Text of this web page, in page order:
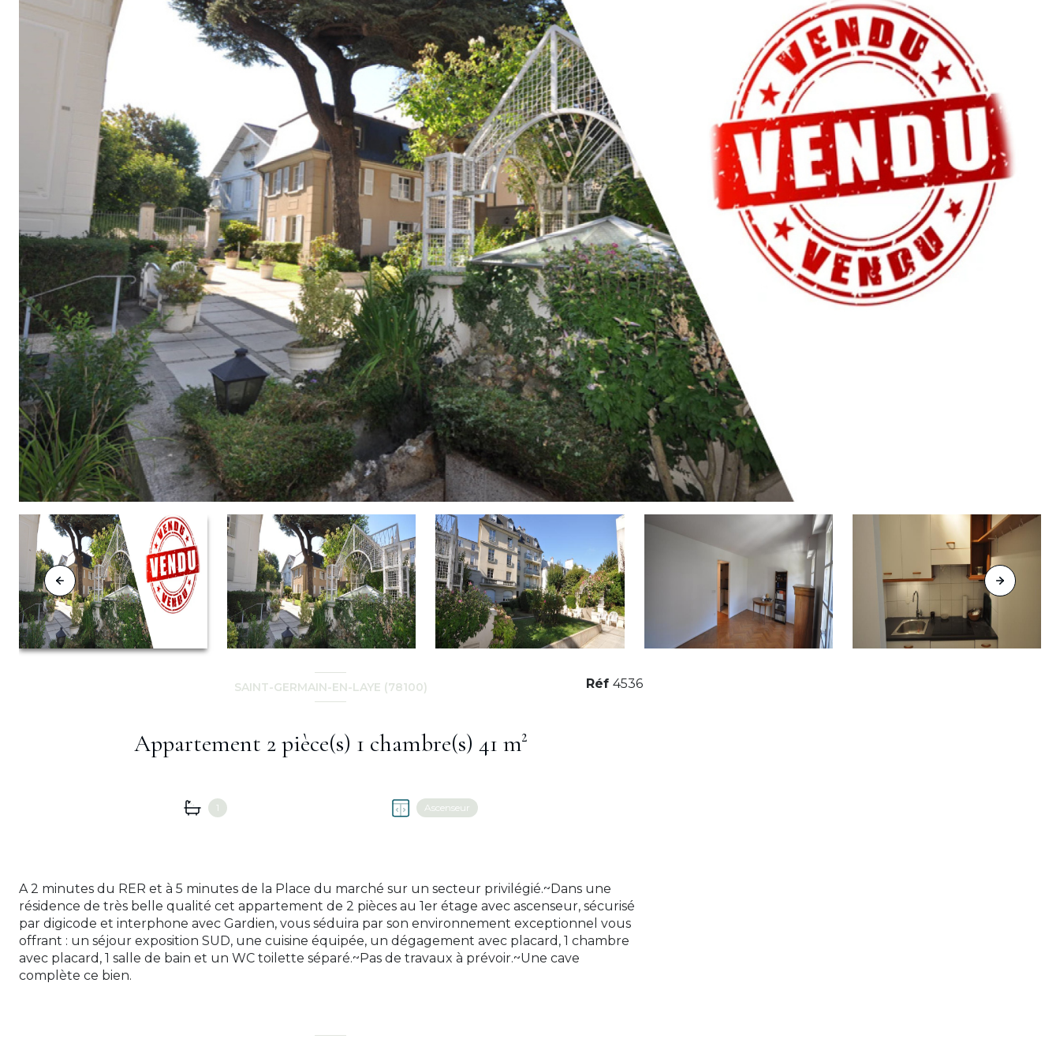
SAINT-GERMAIN-EN-LAYE (78100)
Appartement 2 pièce(s) 1 chambre(s) 41 m²
1 Ascenseur
Réf 4536
A 2 minutes du RER et à 5 minutes de la Place du marché sur un secteur privilégié.~Dans une
résidence de très belle qualité cet appartement de 2 pièces au 1er étage avec ascenseur, sécurisé
par digicode et interphone avec Gardien, vous séduira par son environnement exceptionnel vous
offrant : un séjour exposition SUD, une cuisine équipée, un dégagement avec placard, 1 chambre
avec placard, 1 salle de bain et un WC toilette séparé.~Pas de travaux à prévoir.~Une cave
complète ce bien.